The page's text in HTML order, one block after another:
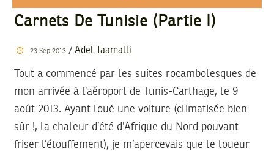
Carnets De Tunisie (Partie I)
23 Sep 2013/ Adel Taamalli
Tout a commencé par les suites rocambolesques de
mon arrivée à l’aéroport de Tunis-Carthage, le 9
août 2013. Ayant loué une voiture (climatisée bien
sûr !, la chaleur d’été d’Afrique du Nord pouvant
friser l’étouffement), je m’apercevais que le loueur